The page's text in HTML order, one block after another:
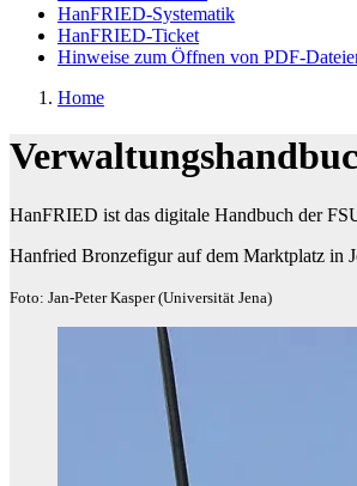
HanFRIED-Systematik
HanFRIED-Ticket
Hinweise zum Öffnen von PDF-
Home
HanFRIED ist das digitale Handbuch der
Hanfried Bronzefigur auf dem Marktplatz in
Foto: Jan-Peter Kasper (Universität Jena)